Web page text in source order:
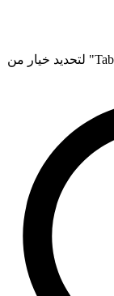
ابدأ الكتابة في مربع البحث، ثم استخدِم مفتاح "Tab" لتحديد خيار من